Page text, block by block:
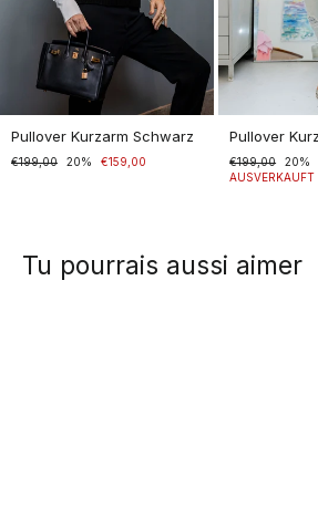
Pullover Kurzarm Schwarz
Normaler
€199,00
Sonderpreis20% €159,00
Pullover
Normaler
Preis
€199,00
Sonderpreis20%
AUSVERKAUFT
Tu pourrais aussi aimer